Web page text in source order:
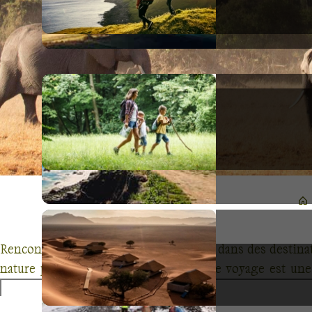
Rencontrez la majesté du règne animal dans des
nature préservée du Costa Rica, chaque voyage est
inoubliables au plus près des animaux.